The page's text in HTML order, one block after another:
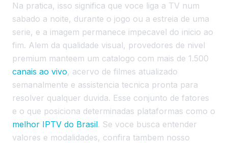
Na pratica, isso significa que voce liga a TV num
sabado a noite, durante o jogo ou a estreia de uma
serie, e a imagem permanece impecavel do inicio ao
fim. Alem da qualidade visual, provedores de nivel
premium manteem um catalogo com mais de 1.500
canais ao vivo, acervo de filmes atualizado
semanalmente e assistencia tecnica pronta para
resolver qualquer duvida. Esse conjunto de fatores
e o que posiciona determinadas plataformas como o
melhor IPTV do Brasil. Se voce busca entender
valores e modalidades, confira tambem nosso